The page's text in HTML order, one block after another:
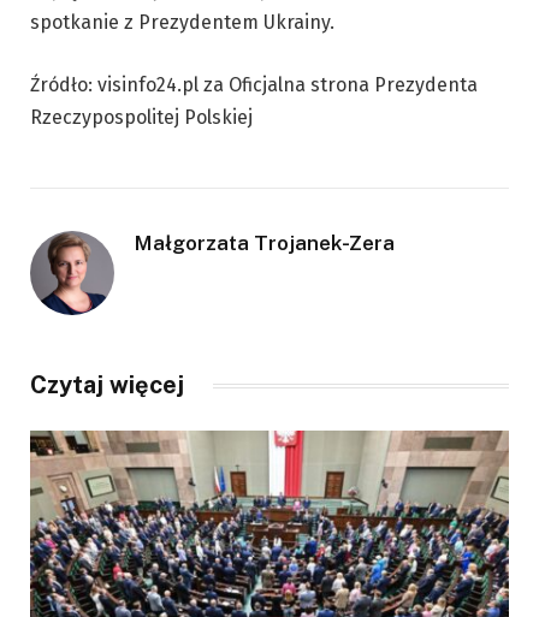
spotkanie z Prezydentem Ukrainy.
Źródło: visinfo24.pl za Oficjalna strona Prezydenta
Rzeczypospolitej Polskiej
Małgorzata Trojanek-Zera
Czytaj więcej